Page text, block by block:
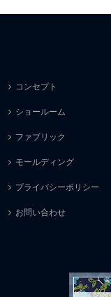
コンセプト
ショールーム
ファブリック
モールディング
プライバシーポリシー
お問い合わせ